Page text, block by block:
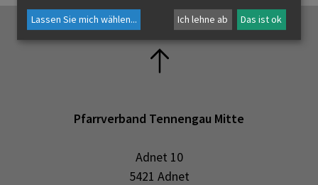
Pfarrverband Tennengau Mitte
Adnet 10
5421 Adnet
Lassen Sie mich wählen... Ich lehne ab Das ist ok